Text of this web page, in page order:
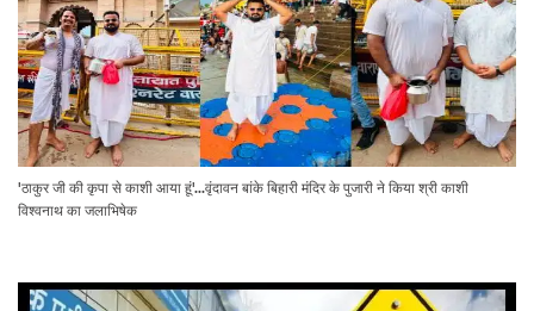
'ठाकुर जी की कृपा से काशी आया हूं'...वृंदावन बांके बिहारी मंदिर के पुजारी ने किया श्री काशी
विश्वनाथ का जलाभिषेक